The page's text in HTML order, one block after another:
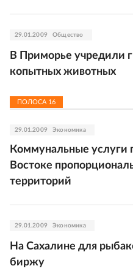
29.01.2009 Общество
В Приморье учредили
копытных животных
ПОЛОСА 16
29.01.2009 Экономика
Коммунальные
Востоке
территорий
29.01.2009 Экономика
На Сахалине для
биржу